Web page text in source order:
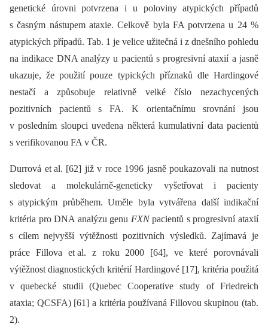
genetické úrovni potvrzena i u poloviny atypických případů
s časným nástupem ataxie. Celkově byla FA potvrzena u 24 %
atypických případů. Tab. 1 je velice užitečná i z dnešního pohledu
na indikace DNA analýzy u pacientů s progresivní ataxií a jasně
ukazuje, že použití pouze typických příznaků dle Hardingové
nestačí a způsobuje relativně velké číslo nezachycených
pozitivních pacientů s FA. K orientačnímu srovnání jsou
v posledním sloupci uvedena některá kumulativní data pacientů
s verifikovanou FA v ČR.
Durrová et al. [62] již v roce 1996 jasně poukazovali na nutnost
sledovat a molekulárně-geneticky vyšetřovat i pacienty
s atypickým průběhem. Uměle byla vytvářena další indikační
kritéria pro DNA analýzu genu FXNpacientů s progresivní ataxií
s cílem nejvyšší výtěžnosti pozitivních výsledků. Zajímavá je
práce Fillova et al. z roku 2000 [64], ve které porovnávali
výtěžnost diagnostických kritérií Hardingové [17], kritéria použitá
v quebecké studii (Quebec Cooperative study of Friedreich
ataxia; QCSFA) [61] a kritéria používaná Fillovou skupinou (tab.
2).